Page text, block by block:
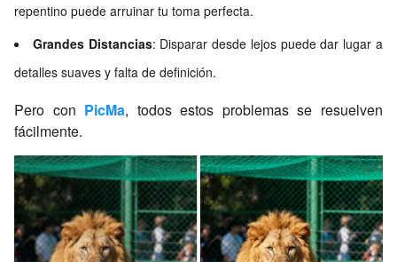
repentino puede arruinar tu toma perfecta.
Grandes Distancias: Disparar desde lejos puede dar lugar a
detalles suaves y falta de definición.
Pero con PicMa, todos estos problemas se resuelven
fácilmente.